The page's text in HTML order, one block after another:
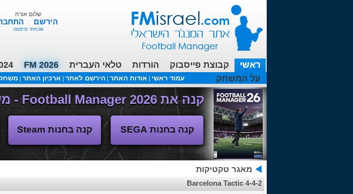
שלום אורח
הירשם
שכחתי סיסמה
ראשי קבוצת פייסבוק הורדות טלאי העברית FM 2026
על המשחק
עמוד ראשי אודות האתר |הירשם לאתר ארכיון האתר
עכשיו בפורומים:FM19- איך יוצאים לחופשה עם המאמן ?
קנה את Football Manager 2026 - משחק המנג'ר החדש!
קנה בחנות SEGA קנה בחנות Steam
מאגר טקטיקות
Barcelona Tactic 4-4-2